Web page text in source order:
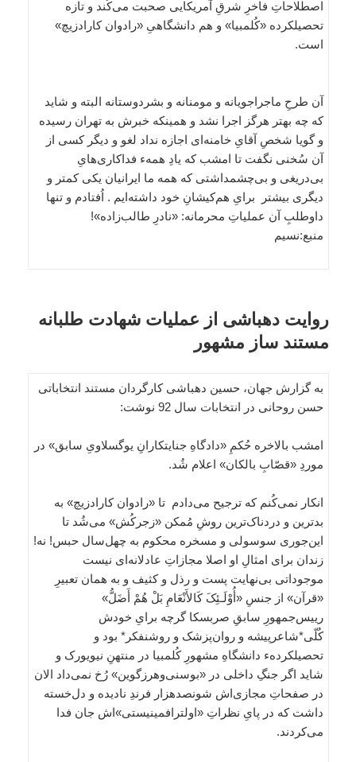
اصطلاحاتِ فاخرِ شرقِ آمریکایی صحبت می‌کُند و تازه
تحصیلکرده «کُلمبیا» و هم دانشگاهیِ «رادوان کارادزیچ»
است.
آن طرحِ ماجراجویانه و مومنانه و بشردوستانه البته و شاید
که چه بهتر هرگز اجرا نشد و همینکه خبرش به تهران رسیده
و گویا شخصِ آقایِ خامنه‌ای اجازه نداد لغو و دیگر کسی از
آن سُخنی نگفت تا امشب که یادِ همهء فداکاری‌هایِ
بی‌دریغی و بی‌چشمداشتی که همه ما ایرانیان یکی کمتر و
دیگری بیشتر برایِ هم‌کیشانِ خود داشته‌ایم . اُفتادم و تنها
داوطلبِ آن عملیاتِ محرمانه: «نادرِ طالب‌زاده»!
منبع:نسیم
روایت دهباشی از عملیات شهادت طلبانه
مستند ساز مشهور
به گزارش جهان، حسین دهباشی کارگردان مستند انتخاباتی
حسن روحانی در انتخابات سال 92 نوشت:
امشب بالاخره حُکمِ «دادگاهِ جنایتکارانِ یوگسلاویِ سابق» در
موردِ «قصّابِ بالکان» اعلام شُد.
انکار نمی‌کُنم که ترجیح می‌دادم تا «رادوان کارادزیچ» به
بدترین و دردناک‌ترین روشِ مُمکن «زجرکُش» می‌شُد تا
این‌جوری سوسولی و مسخره محکوم به چهل‌سال حبس! نه!
زندان برای امثالِ او اصلا مجازاتِ عادلانه‌ای نیست
موجوداتی بی‌نهایت پست و رذل و کثیف و به همان تعبیرِ
«قرآن» از جنسِ «أُوْلَـئِکَ کَالأَنْعَامِ بَلْ هُمْ أَضَلُّ»
رییس‌جمهورِ سابقِ صربسکا گرچه برایِ خودش
کُلّی*شاعرپیشه و روان‌پزشک و روشنفکر* بود و
تحصیلکردهء دانشگاهِ مشهورِ کُلمبیا در منتهنِ نیویورک و
شاید اگر جنگِ داخلی در «بوسنی‌وهرزگوین» رُخ نمی‌داد الان
در صفحاتِ مجازی‌اش شونصدهزار فرندِ نادیده و دل‌خسته
داشت که در پایِ نظراتِ «اولترافمینیستی»‌اش جان فدا
می‌کردند.